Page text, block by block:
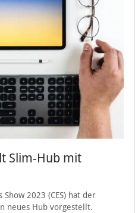
Slim-Hub mit
2023 (CES) hat der
neues Hub vorgestellt.